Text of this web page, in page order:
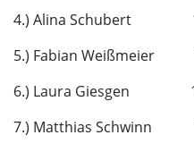
4.) Alina Schubert
5.) Fabian Weißmeier
6.) Laura Giesgen
7.) Matthias Schwinn